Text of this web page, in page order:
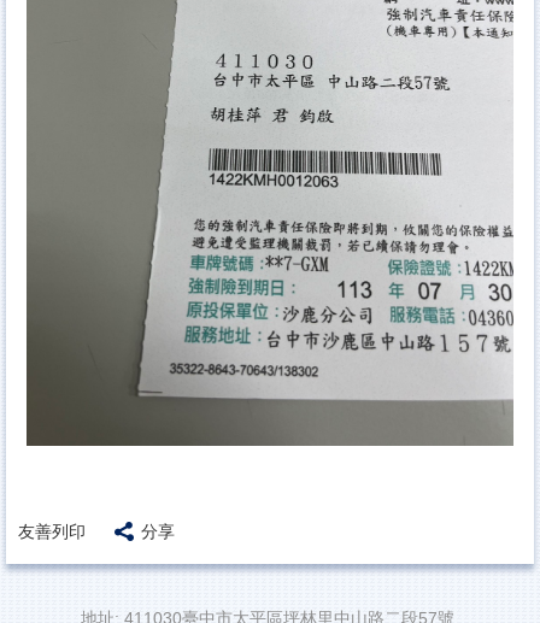
友善列印 分享
地址: 411030臺中市太平區坪林里中山路二段57號